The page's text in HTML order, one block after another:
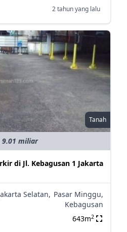
2 tahun yang lalu
Tanah
9.01 miliar
di Jl. Kebagusan 1 Jakarta
Selatan, Pasar Minggu,
Kebagusan
643m2